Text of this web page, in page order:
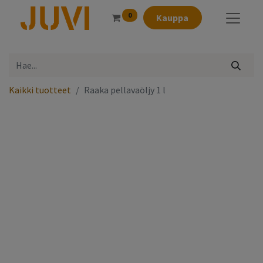
0 Kauppa
Kaikki tuotteet Raaka pellavaöljy 1 l